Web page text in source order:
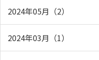
2024年05月（2）
2024年03月（1）